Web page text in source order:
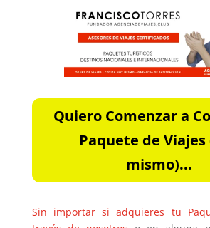
Quiero Comenzar a
Paquete de Viajes
mismo)...
Sin importar si adquieres tu